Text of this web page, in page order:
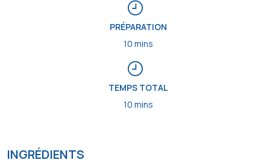
PRÉPARATION
10 mins
TEMPS TOTAL
10 mins
INGRÉDIENTS